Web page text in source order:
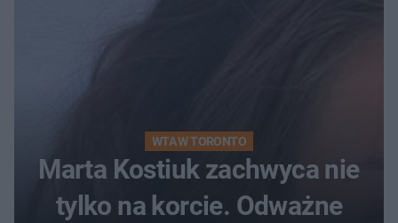
WTA W TORONTO
Marta Kostiuk zachwyca nie
tylko na korcie. Odważne